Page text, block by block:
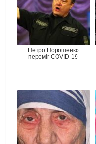
Петро Порошенко
переміг COVID-19